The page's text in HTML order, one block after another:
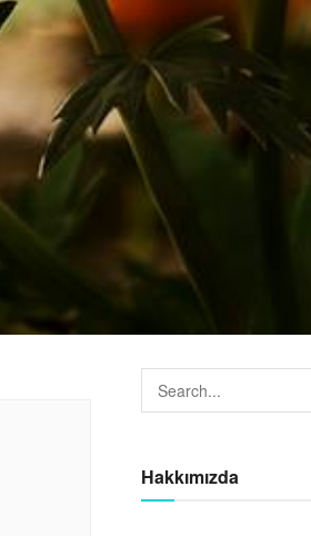
Hakkımızda